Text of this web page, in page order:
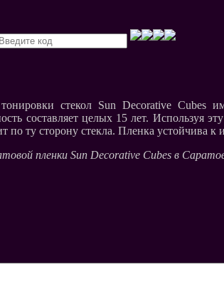
стекол Sun Decorative Cubes
составляет целых 15 лет.
по ту сторону стекла. Пленка устойчива
пленки Sun Decorative Cubes в